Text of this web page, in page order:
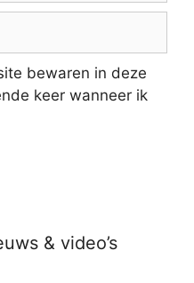
bewaren in deze
keer wanneer ik
& video’s